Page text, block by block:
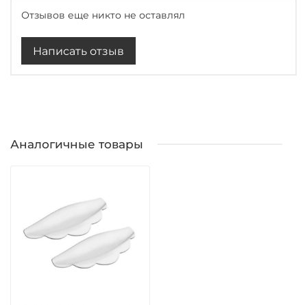
Отзывов еще никто не оставлял
Написать отзыв
Аналогичные товары